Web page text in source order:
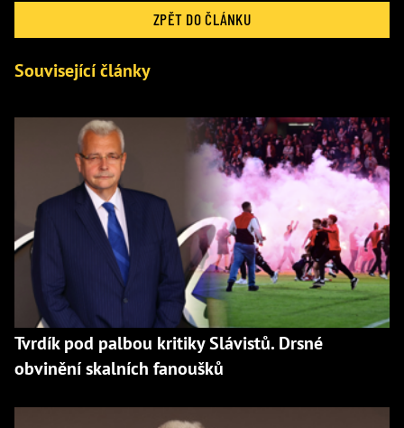
ZPĚT DO ČLÁNKU
Související články
Tvrdík pod palbou kritiky Slávistů. Drsné
obvinění skalních fanoušků